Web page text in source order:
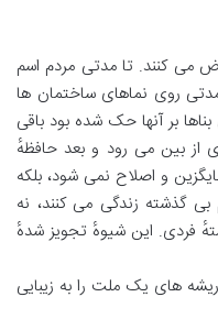
می کنند. تا مدتی مردم اسم
روی نماهای ساختمان ها
بر آنها حک شده بود باقی
از بین می رود و بعد حافظهٔ
و اصلاح نمی شود، بلکه
گذشته زندگی می کنند، نه
فردی. این شیوهٔ تجویز شدهٔ
های یک ملت را به زیبایی